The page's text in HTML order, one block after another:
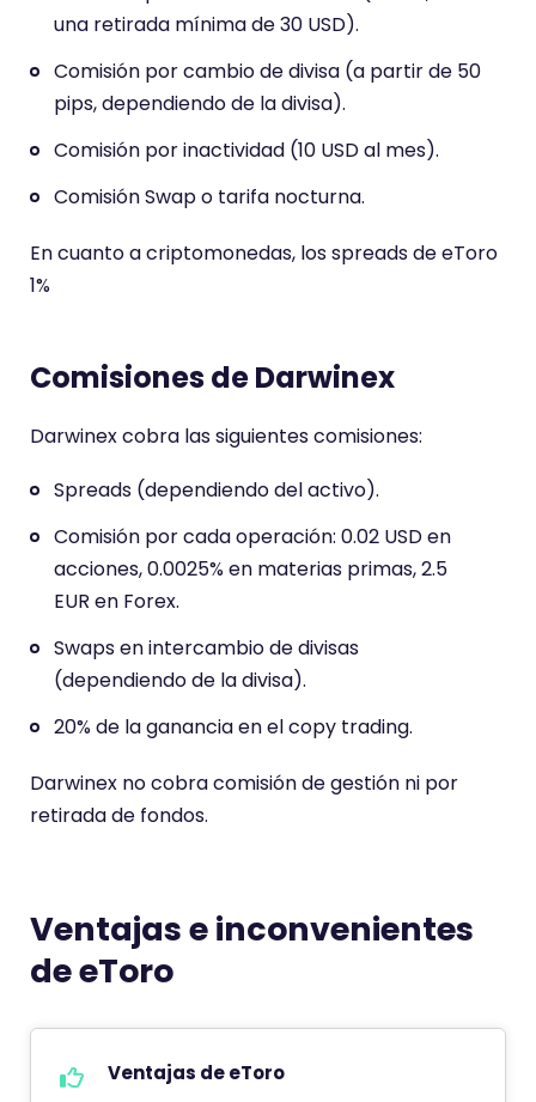
una retirada mínima de 30 USD).
Comisión por cambio de divisa (a partir de 50
pips, dependiendo de la divisa).
Comisión por inactividad (10 USD al mes).
Comisión Swap o tarifa nocturna.
En cuanto a criptomonedas, los spreads de eToro
1%
Comisiones de Darwinex
Darwinex cobra las siguientes comisiones:
Spreads (dependiendo del activo).
Comisión por cada operación: 0.02 USD en
acciones, 0.0025% en materias primas, 2.5
EUR en Forex.
Swaps en intercambio de divisas
(dependiendo de la divisa).
20% de la ganancia en el copy trading.
Darwinex no cobra comisión de gestión ni por
retirada de fondos.
Ventajas e inconvenientes
de eToro
Ventajas de eToro